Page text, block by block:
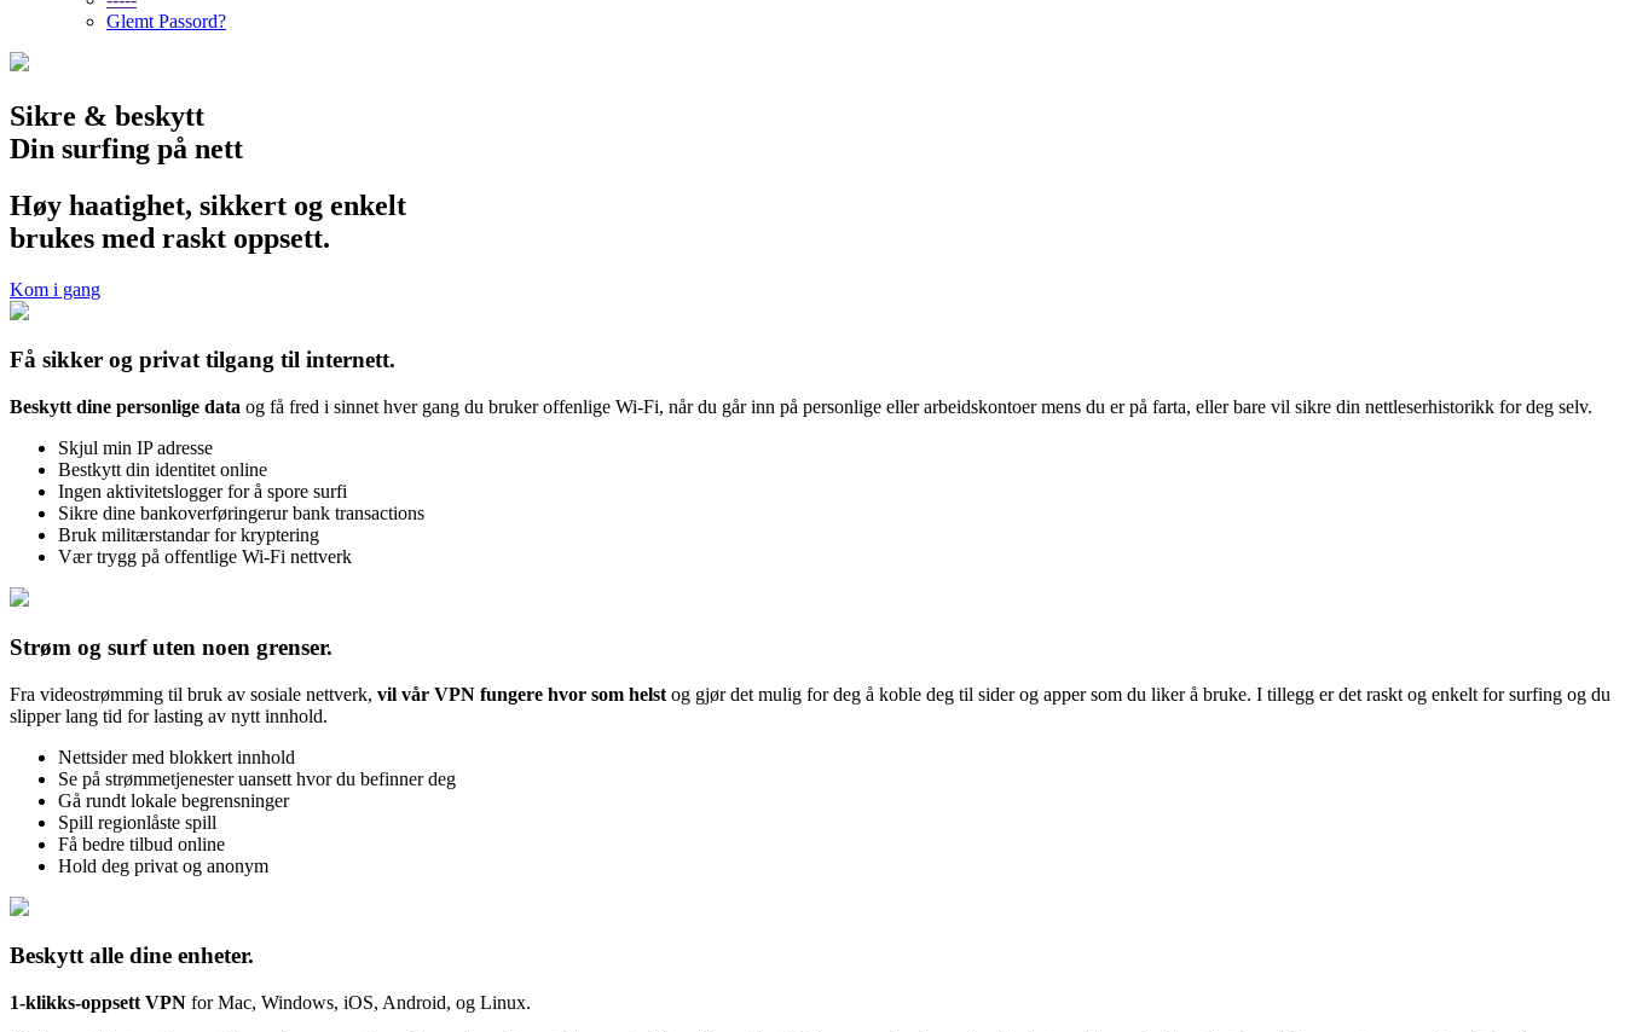
Glemt Passord?
Sikre & beskytt
Din surfing på nett
Høy haatighet, sikkert og enkelt
brukes med raskt oppsett.
Kom i gang
Få sikker og privat tilgang til internett.
Beskytt dine personlige data og få fred i sinnet hver gang du bruker offenlige Wi-Fi, når du går inn på personlige eller arbeidskontoer mens du er på farta, eller bare vil sikre din nettleserhistorikk for deg selv.
Skjul min IP adresse
Bestkytt din identitet online
Ingen aktivitetslogger for å spore surfi
Sikre dine bankoverføringerur bank transactions
Bruk militærstandar for kryptering
Vær trygg på offentlige Wi-Fi nettverk
Strøm og surf uten noen grenser.
Fra videostrømming til bruk av sosiale nettverk, vil vår VPN fungere hvor som helst og gjør det mulig for deg å koble deg til sider og apper som du liker å bruke. I tillegg er det raskt og enkelt for surfing og du
slipper lang tid for lasting av nytt innhold.
Nettsider med blokkert innhold
Se på strømmetjenester uansett hvor du befinner deg
Gå rundt lokale begrensninger
Spill regionlåste spill
Få bedre tilbud online
Hold deg privat og anonym
Beskytt alle dine enheter.
1-klikks-oppsett VPN for Mac, Windows, iOS, Android, og Linux.